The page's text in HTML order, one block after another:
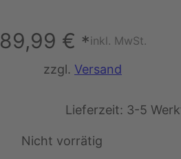
89,99 € *inkl. MwSt.
zzgl. Versand
Lieferzeit: 3-5
Nicht vorrätig